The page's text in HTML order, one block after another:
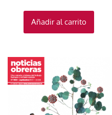
Añadir al carrito